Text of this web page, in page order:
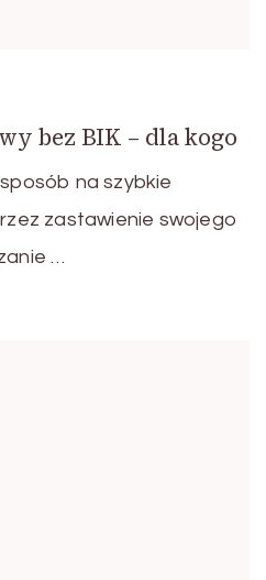
bez BIK – dla kogo
na szybkie
zastawienie swojego
…